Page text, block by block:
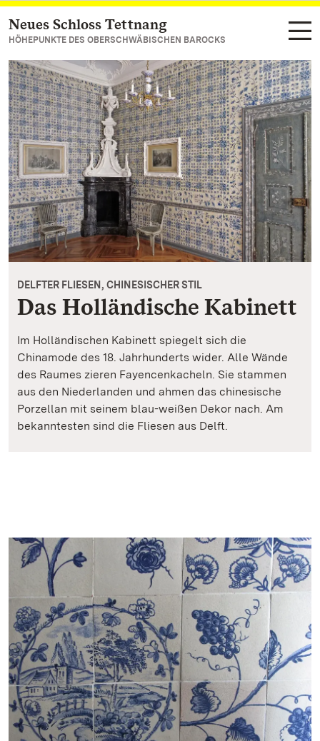
Zum Hauptinhalt springen
Neues Schloss Tettnang
HÖHEPUNKTE DES OBERSCHWÄBISCHEN BAROCKS
DELFTER FLIESEN, CHINESISCHER STIL
Das Holländische Kabinett
Im Holländischen Kabinett spiegelt sich die
Chinamode des 18. Jahrhunderts wider. Alle Wände
des Raumes zieren Fayencenkacheln. Sie stammen
aus den Niederlanden und ahmen das chinesische
Porzellan mit seinem blau-weißen Dekor nach. Am
bekanntesten sind die Fliesen aus Delft.